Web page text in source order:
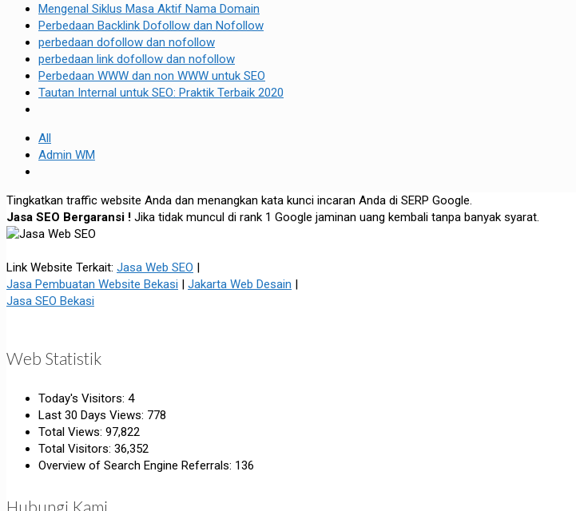
Mengenal Siklus Masa Aktif Nama Domain
Perbedaan Backlink Dofollow dan Nofollow
perbedaan dofollow dan nofollow
perbedaan link dofollow dan nofollow
Perbedaan WWW dan non WWW untuk SEO
Tautan Internal untuk SEO: Praktik Terbaik 2020
All
Admin WM
Tingkatkan traffic website Anda dan menangkan kata kunci incaran Anda di SERP Google.
Jasa SEO Bergaransi ! Jika tidak muncul di rank 1 Google jaminan uang kembali tanpa banyak syarat.
Link Website Terkait: Jasa Web SEO |
Jasa Pembuatan Website Bekasi | Jakarta Web Desain |
Jasa SEO Bekasi
Web Statistik
Today's Visitors: 4
Last 30 Days Views: 778
Total Views: 97,822
Total Visitors: 36,352
Overview of Search Engine Referrals: 136
Hubungi Kami